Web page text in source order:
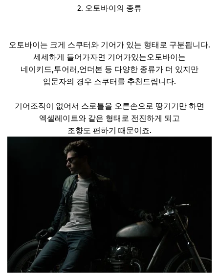
2. 오토바이의 종류
오토바이는 크게 스쿠터와 기어가 있는 형태로 구분됩니다.
세세하게 들어가자면 기어가있는오토바이는
네이키드,투어러,언더본 등 다양한 종류가 더 있지만
입문자의 경우 스쿠터를 추천드립니다.
기어조작이 없어서 스로틀을 오른손으로 땅기기만 하면
엑셀레이트와 같은 형태로 전진하게 되고
조향도 편하기 때문이죠.